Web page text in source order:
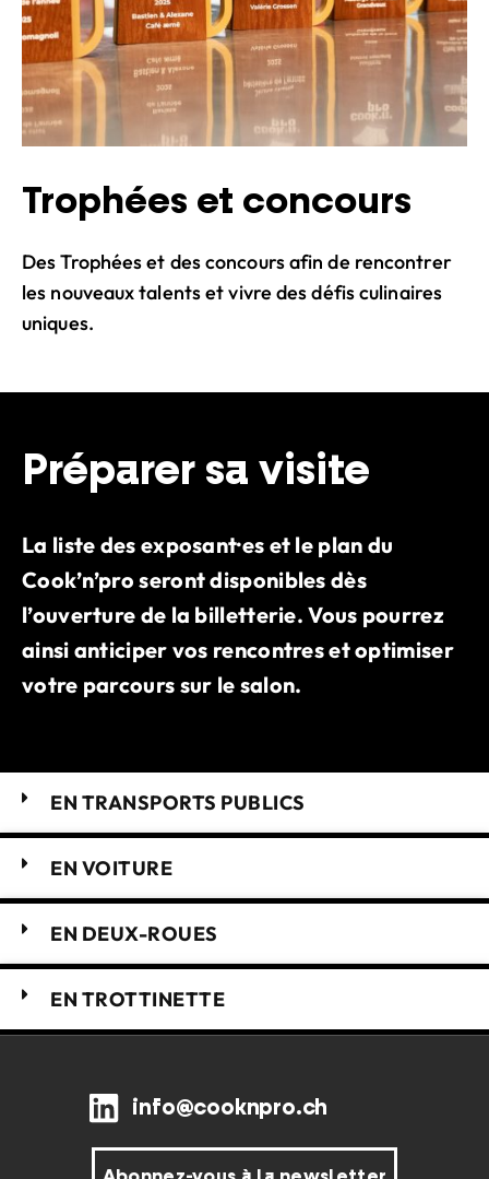
Trophées et concours
Des Trophées et des concours afin de rencontrer
les nouveaux talents et vivre des défis culinaires
uniques.
Préparer sa visite
La liste des exposant·es et le plan du
Cook’n’pro seront disponibles dès
l’ouverture de la billetterie. Vous pourrez
ainsi anticiper vos rencontres et optimiser
votre parcours sur le salon.
EN TRANSPORTS PUBLICS
EN VOITURE
EN DEUX-ROUES
EN TROTTINETTE
info@cooknpro.ch